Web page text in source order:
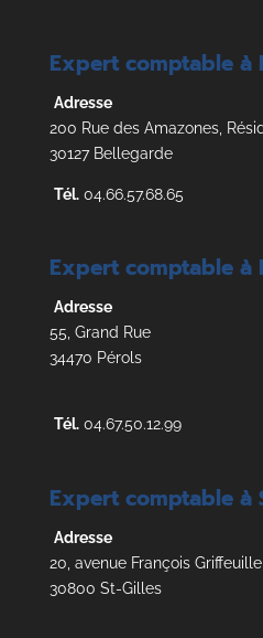
Expert comptable à
Adresse
200 Rue des Amazones,
30127 Bellegarde
Tél.04.66.57.68.65
Expert comptable à
Adresse
55, Grand Rue
34470 Pérols
Tél.04.67.50.12.99
Expert comptable à
Adresse
20, avenue François Griffeuille
30800 St-Gilles